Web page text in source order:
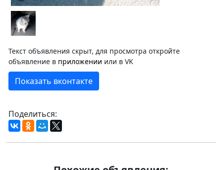
Текст объявления скрыт, для просмотра откройте
объявление в приложении или в VK
Показать вконтакте
Поделиться: